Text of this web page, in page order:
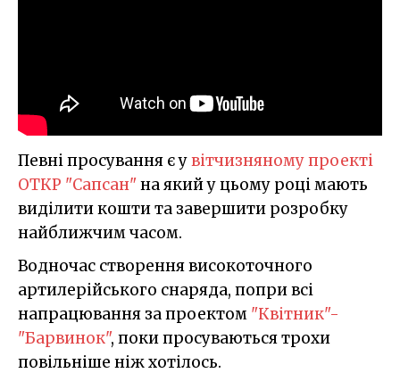
Певні просування є увітчизняному проекті
ОТКР "Сапсан"на який у цьому році мають
виділити кошти та завершити розробку
найближчим часом.
Водночас створення високоточного
артилерійського снаряда, попри всі
напрацювання за проектом "Квітник"-
"Барвинок", поки просуваються трохи
повільніше ніж хотілось.